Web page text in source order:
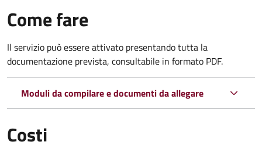
Come fare
Il servizio può essere attivato presentando tutta la
documentazione prevista, consultabile in formato PDF.
Moduli da compilare e documenti da allegare
Costi